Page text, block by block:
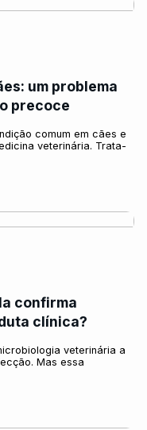
um problema
precoce
comum em cães e
veterinária. Trata-
confirma
clínica?
veterinária a
Mas essa